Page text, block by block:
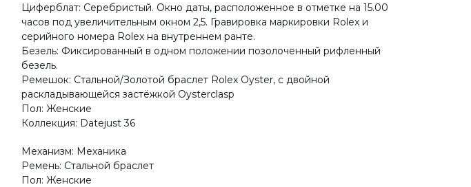
Циферблат: Серебристый. Окно даты, расположенное в отметке на 15.00
часов под увеличительным окном 2,5. Гравировка маркировки Rolex и
серийного номера Rolex на внутреннем ранте.
Безель: Фиксированный в одном положении позолоченный рифленный
безель.
Ремешок: Стальной/Золотой браслет Rolex Oyster, с двойной
раскладывающейся застёжкой Oysterclasp
Пол: Женские
Коллекция: Datejust 36
Механизм: Механика
Ремень: Стальной браслет
Пол: Женские